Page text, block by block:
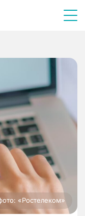
«Ростелеком»